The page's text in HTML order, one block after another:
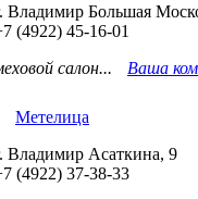
Владимир Большая
(4922) 45-16-01
салон...
Ваша
Метелица
Владимир Асаткина, 9
(4922) 37-38-33